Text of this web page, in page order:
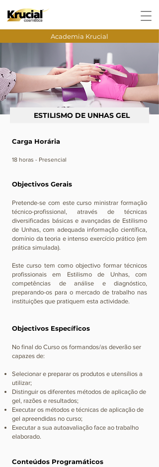
Academia Krucial
ESTILISMO DE UNHAS GEL
Carga Horária
​18 horas - Presencial
Objectivos Gerais
Pretende-se com este curso ministrar formação
técnico-profissional, através de técnicas
diversificadas básicas e avançadas de Estilismo
de Unhas, com adequada informação científica,
domínio da teoria e intenso exercício prático (em
prática simulada).
Este curso tem como objectivo formar técnicos
profissionais em Estilismo de Unhas, com
competências de análise e diagnóstico,
preparando-os para o mercado de trabalho nas
instituições que pratiquem esta actividade.
Objectivos Específicos
​No final do Curso os formandos/as deverão ser
capazes de:
Selecionar e preparar os produtos e utensílios a
utilizar;
Distinguir os diferentes métodos de aplicação de
gel, razões e resultados;
Executar os métodos e técnicas de aplicação de
gel apreendidas no curso;
Executar a sua autoavaliação face ao trabalho
elaborado.
Conteúdos Programáticos